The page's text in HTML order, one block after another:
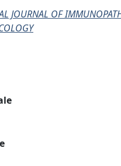
JOURNAL OF